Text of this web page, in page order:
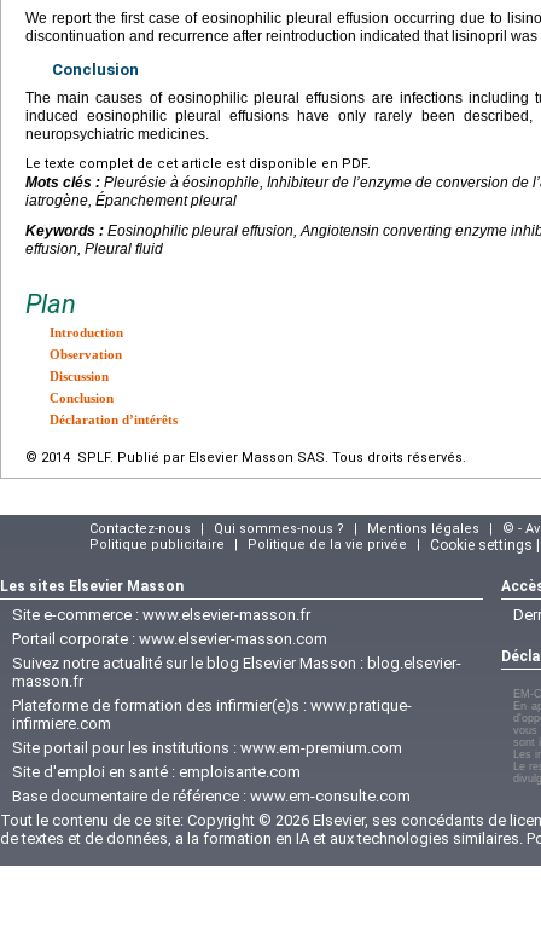
We report the first case of eosinophilic pleural effusion occurring due to
discontinuation and recurrence after reintroduction indicated that lisinopril
Conclusion
The main causes of eosinophilic pleural effusions are infections including
induced eosinophilic pleural effusions have only rarely been
neuropsychiatric medicines.
Le texte complet de cet article est disponible en PDF.
Mots clés : Pleurésie à éosinophile, Inhibiteur de l’enzyme de conversion de
iatrogène, Épanchement pleural
Keywords : Eosinophilic pleural effusion, Angiotensin converting enzyme
effusion, Pleural fluid
Plan
Introduction
Observation
Discussion
Conclusion
Déclaration d’intérêts
© 2014 SPLF. Publié par Elsevier Masson SAS. Tous droits réservés.
Contactez-nous | Qui sommes-nous ? | Mentions légales |
© -
Politique publicitaire
| Politique de la vie privée | Cookie settings
Les sites Elsevier Masson
Site e-commerce : www.elsevier-masson.fr
Portail corporate : www.elsevier-masson.com
Suivez notre actualité sur le blog Elsevier Masson : blog.elsevier-
masson.fr
Plateforme de formation des infirmier(e)s : www.pratique-
infirmiere.com
Site portail pour les institutions : www.em-premium.com
Site d'emploi en santé : emploisante.com
Base documentaire de référence : www.em-consulte.com
EM-
En
vous
sont
Les
Le
Tout le contenu de ce site: Copyright © 2026 Elsevier, ses concédants de
de textes et de données, a la formation en IA et aux technologies similaires.